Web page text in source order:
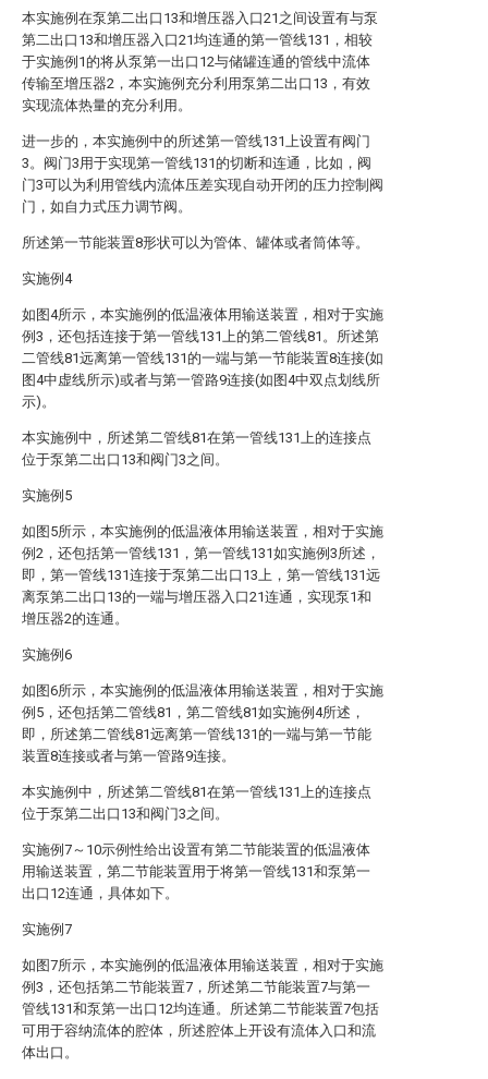
本实施例在泵第二出口13和增压器入口21之间设置有与泵
第二出口13和增压器入口21均连通的第一管线131，相较
于实施例1的将从泵第一出口12与储罐连通的管线中流体
传输至增压器2，本实施例充分利用泵第二出口13，有效
实现流体热量的充分利用。
进一步的，本实施例中的所述第一管线131上设置有阀门
3。阀门3用于实现第一管线131的切断和连通，比如，阀
门3可以为利用管线内流体压差实现自动开闭的压力控制阀
门，如自力式压力调节阀。
所述第一节能装置8形状可以为管体、罐体或者筒体等。
实施例4
如图4所示，本实施例的低温液体用输送装置，相对于实施
例3，还包括连接于第一管线131上的第二管线81。所述第
二管线81远离第一管线131的一端与第一节能装置8连接(如
图4中虚线所示)或者与第一管路9连接(如图4中双点划线所
示)。
本实施例中，所述第二管线81在第一管线131上的连接点
位于泵第二出口13和阀门3之间。
实施例5
如图5所示，本实施例的低温液体用输送装置，相对于实施
例2，还包括第一管线131，第一管线131如实施例3所述，
即，第一管线131连接于泵第二出口13上，第一管线131远
离泵第二出口13的一端与增压器入口21连通，实现泵1和
增压器2的连通。
实施例6
如图6所示，本实施例的低温液体用输送装置，相对于实施
例5，还包括第二管线81，第二管线81如实施例4所述，
即，所述第二管线81远离第一管线131的一端与第一节能
装置8连接或者与第一管路9连接。
本实施例中，所述第二管线81在第一管线131上的连接点
位于泵第二出口13和阀门3之间。
实施例7～10示例性给出设置有第二节能装置的低温液体
用输送装置，第二节能装置用于将第一管线131和泵第一
出口12连通，具体如下。
实施例7
如图7所示，本实施例的低温液体用输送装置，相对于实施
例3，还包括第二节能装置7，所述第二节能装置7与第一
管线131和泵第一出口12均连通。所述第二节能装置7包括
可用于容纳流体的腔体，所述腔体上开设有流体入口和流
体出口。